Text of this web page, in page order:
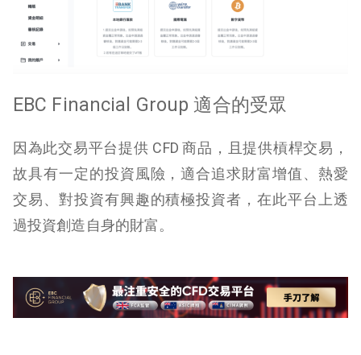
EBC Financial Group 適合的受眾
因為此交易平台提供 CFD 商品，且提供槓桿交易，
故具有一定的投資風險，適合追求財富增值、熱愛
交易、對投資有興趣的積極投資者，在此平台上透
過投資創造自身的財富。